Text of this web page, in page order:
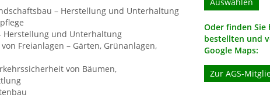
– Herstellung und Unterhaltung
Herstellung und Unterhaltung
Freianlagen – Gärten, Grünanlagen,
von Bäumen,
Oder finden
bestellten und
Google Maps:
Zur AGS-